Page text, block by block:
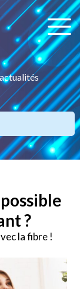
?
la fibre !